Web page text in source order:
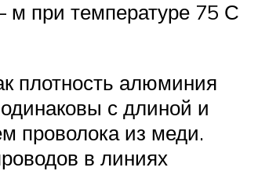
при температуре 75 С
плотность алюминия
с длиной и
проволока из меди.
в линиях